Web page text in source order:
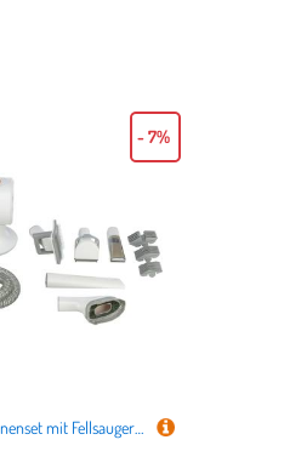
Trixie Schermaschinenset mit Fellsauger - Komplettset
- 7%